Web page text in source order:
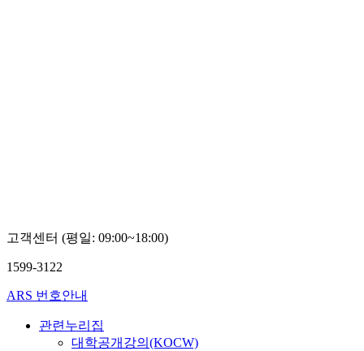
고객센터 (평일: 09:00~18:00)
1599-3122
ARS 번호안내
관련누리집
대학공개강의(KOCW)